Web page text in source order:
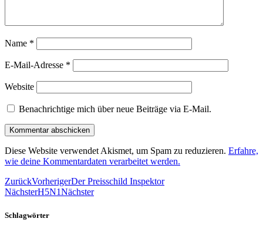
Name *
E-Mail-Adresse *
Website
Benachrichtige mich über neue Beiträge via E-Mail.
Diese Website verwendet Akismet, um Spam zu reduzieren. Erfahre,
wie deine Kommentardaten verarbeitet werden.
ZurückVorherigerDer Preisschild Inspektor
NächsterH5N1Nächster
Schlagwörter